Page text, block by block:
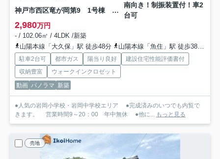
神戸市西区竜が岡第9 1号棟 新築戸建
南向き！制振装置付！車2
台可
2,980万円
- / 102.06㎡ / 4LDK /新築
山陽本線「大久保」駅 徒歩48分
山陽本線「魚住」駅 徒歩38分
駐車2台可 都市ガス 陽当り良好
建設住宅性能評価書付
収納豊富
ウォークインクロゼット
動画 パノラマ 新築
●人気の岩岡小学校・岩岡中学校エリア ●完成済みのいつでも内覧で
きます。 営業時間9～20：00 年中無休 ●他に... もっと見る
売地